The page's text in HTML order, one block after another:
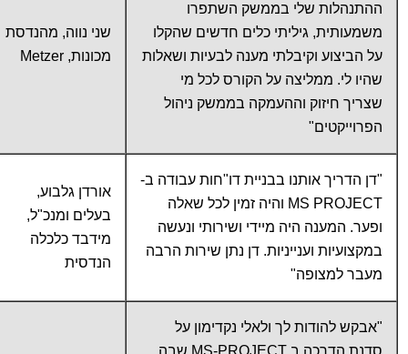
ההתנהלות שלי בממשק השתפרו
משמעותית, גיליתי כלים חדשים שהקלו
על הביצוע וקיבלתי מענה לבעיות ושאלות
שהיו לי. ממליצה על הקורס לכל מי
שצריך חיזוק וההעמקה בממשק ניהול
הפרוייקטים"
שני נווה, מהנדסת
מכונות, Metzer
"דן הדריך אותנו בבניית דו"חות עבודה ב-
MS PROJECT והיה זמין לכל שאלה
ופער. המענה היה מיידי ושירותי ונעשה
במקצועיות וענייניות. דן נתן שירות הרבה
מעבר למצופה"
אורדן גלבוע,
בעלים ומנכ"ל,
מידבד כלכלה
הנדסית
"אבקש להודות לך ולאלי נקדימון על
סדנת הדרכה ב MS-PROJECT שבה